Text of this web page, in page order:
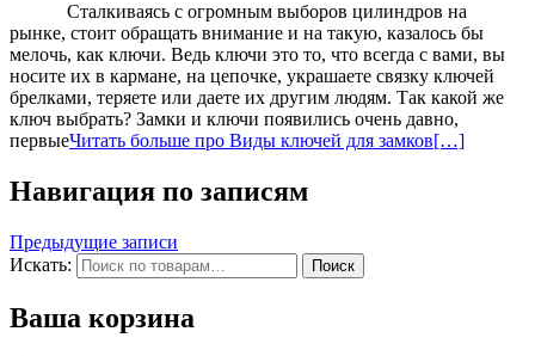
Сталкиваясь с огромным выборов цилиндров на
рынке, стоит обращать внимание и на такую, казалось бы
мелочь, как ключи. Ведь ключи это то, что всегда с вами, вы
носите их в кармане, на цепочке, украшаете связку ключей
брелками, теряете или даете их другим людям. Так какой же
ключ выбрать? Замки и ключи появились очень давно,
первыеЧитать больше про Виды ключей для замков[…]
Навигация по записям
Предыдущие записи
Искать:
Поиск
Ваша корзина